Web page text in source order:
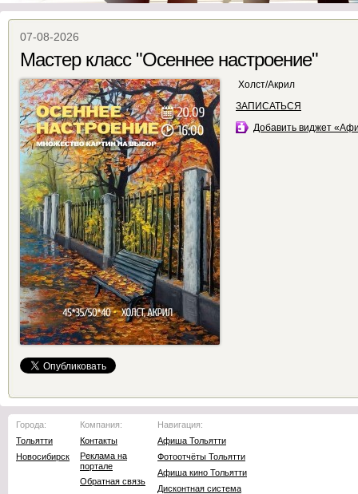
07-08-2026
Мастер класс "Осеннее настроение"
Холст/Акрил
ЗАПИСАТЬСЯ
Добавить виджет
Города:
Тольятти
Новосибирск
Компания:
Контакты
Реклама на
портале
Обратная связь
Навигация:
Афиша Тольятти
Фотоотчёты Тольятти
Афиша кино Тольятти
Дисконтная система